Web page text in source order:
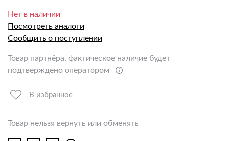
Нет в наличии
Посмотреть аналоги
Сообщить о поступлении
Товар партнёра, фактическое наличие будет
подтверждено оператором
В избранное
Товар нельзя вернуть или обменять